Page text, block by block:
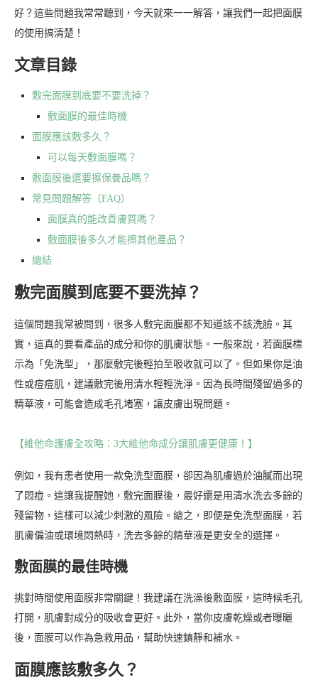
好？這些問題我常常聽到，今天就來一一解答，讓我們一起把面膜
的使用搞清楚！
文章目錄
敷完面膜到底要不要洗掉？
敷面膜的最佳時機
面膜應該敷多久？
可以每天敷面膜嗎？
敷面膜後還要擦保養品嗎？
常見問題解答（FAQ）
面膜真的能改善膚質嗎？
敷面膜後多久才能擦其他產品？
總結
敷完面膜到底要不要洗掉？
這個問題我常被問到，很多人敷完面膜都不知道該不該洗臉。其
實，這真的要看產品的成分和你的肌膚狀態。一般來說，若面膜標
示為「免洗型」，那麼敷完後輕拍至吸收就可以了。但如果你是油
性或痘痘肌，建議敷完後用清水輕輕洗淨。因為長時間殘留過多的
精華液，可能會造成毛孔堵塞，讓皮膚出現問題。
【維他命護膚全攻略：3大維他命成分讓肌膚更健康！】
例如，我有患者使用一款免洗型面膜，卻因為肌膚過於油膩而出現
了悶痘。這讓我提醒她，敷完面膜後，最好還是用清水洗去多餘的
殘留物，這樣可以減少刺激的風險。總之，即便是免洗型面膜，若
肌膚偏油或環境悶熱時，洗去多餘的精華液是更安全的選擇。
敷面膜的最佳時機
挑對時間使用面膜非常關鍵！我建議在洗澡後敷面膜，這時候毛孔
打開，肌膚對成分的吸收會更好。此外，當你皮膚乾燥或者曝曬
後，面膜可以作為急救用品，幫助快速鎮靜和補水。
面膜應該敷多久？